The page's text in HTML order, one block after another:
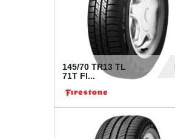
145/70 TR13 TL
71T FI...